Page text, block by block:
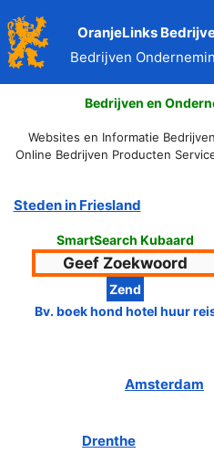
naar
de
inhoud
OranjeLinks
Bedrijven
Bedrijven en
Websites en Informatie
Online Bedrijven Producten
Steden in Friesland
SmartSearch Kubaard
Bv. boek hond hotel huur
Amsterdam
Drenthe